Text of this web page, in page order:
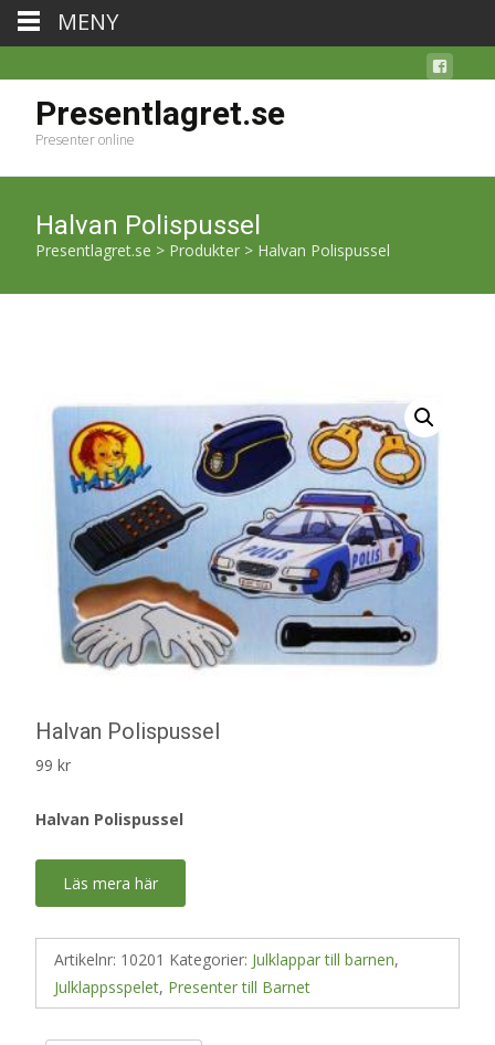
Presentlagret.se
Presenter online
Halvan Polispussel
Presentlagret.se > Produkter > Halvan Polispussel
Halvan Polispussel
99 kr
Halvan Polispussel
Läs mera här
Artikelnr: 10201 Kategorier: Julklappar till barnen,
Julklappsspelet, Presenter till Barnet
MENY